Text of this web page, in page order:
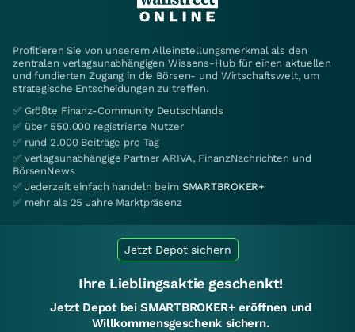
Profitieren Sie von unserem Alleinstellungsmerkmal als den
zentralen verlagsunabhängigen Wissens-Hub für einen aktuellen
und fundierten Zugang in die Börsen- und Wirtschaftswelt, um
strategische Entscheidungen zu treffen.
✅ Größte Finanz-Community Deutschlands
✅ über 550.000 registrierte Nutzer
✅ rund 2.000 Beiträge pro Tag
✅ verlagsunabhängige Partner ARIVA, FinanzNachrichten und
BörsenNews
✅ Jederzeit einfach handeln beim SMARTBROKER+
✅ mehr als 25 Jahre Marktpräsenz
Jetzt Depot sichern
Ihre Lieblingsaktie geschenkt!
Jetzt Depot bei SMARTBROKER+ eröffnen und
Willkommensgeschenk sichern.